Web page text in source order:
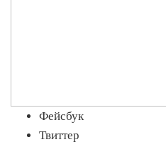
Фейсбук
Твиттер